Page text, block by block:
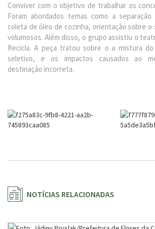
Conviver com o objetivo de trabalhar os
Foram abordados temas como a
coleta de óleo de cozinha, orientação sobre
volumosos. Além disso, o grupo assistiu o
Recicla. A peça tratou sobre o a mistura
seletivo, e os impactos causados ao
destinação incorreta.
NOTÍCIAS RELACIONADAS